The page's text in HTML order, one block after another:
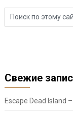
Свежие
Escape Dead Island